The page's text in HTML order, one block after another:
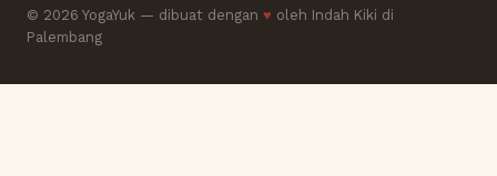
© 2026 YogaYuk — dibuat dengan ♥ oleh Indah Kiki di
Palembang